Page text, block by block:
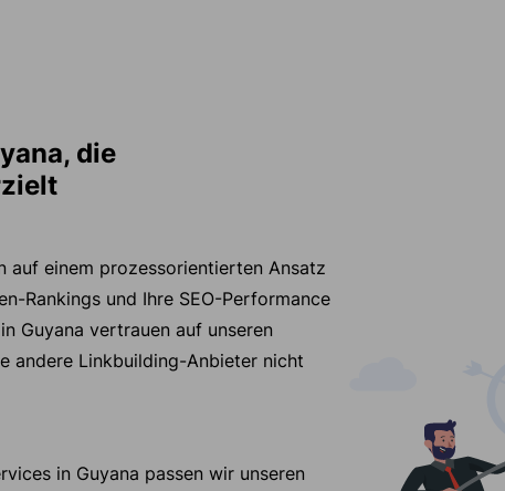
die
auf einem prozessorientierten Ansatz
Rankings und Ihre SEO-Performance
Guyana vertrauen auf unseren
andere Linkbuilding-Anbieter nicht
in Guyana passen wir unseren